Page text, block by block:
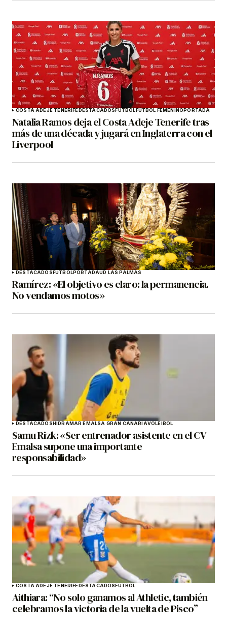
COSTA ADEJE TENERIFEDESTACADOSFÚTBOLFÚTBOL FEMENINOPORTADA
Natalia Ramos deja el Costa Adeje Tenerife tras
más de una década y jugará en Inglaterra con el
Liverpool
DESTACADOSFÚTBOLPORTADAUD LAS PALMAS
Ramírez: «El objetivo es claro: la permanencia.
No vendamos motos»
DESTACADOSHIDRAMAR EMALSA GRAN CANARIAVOLEIBOL
Samu Rizk: «Ser entrenador asistente en el CV
Emalsa supone una importante
responsabilidad»
COSTA ADEJE TENERIFEDESTACADOSFÚTBOL
Aithiara: “No solo ganamos al Athletic, también
celebramos la victoria de la vuelta de Pisco”